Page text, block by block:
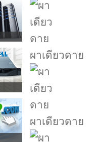
ผาเดียวดาย
ผาเดียวดาย